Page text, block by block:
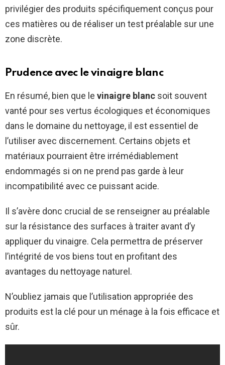
privilégier des produits spécifiquement conçus pour
ces matières ou de réaliser un test préalable sur une
zone discrète.
Prudence avec le vinaigre blanc
En résumé, bien que le vinaigre blanc soit souvent
vanté pour ses vertus écologiques et économiques
dans le domaine du nettoyage, il est essentiel de
l’utiliser avec discernement. Certains objets et
matériaux pourraient être irrémédiablement
endommagés si on ne prend pas garde à leur
incompatibilité avec ce puissant acide.
Il s’avère donc crucial de se renseigner au préalable
sur la résistance des surfaces à traiter avant d’y
appliquer du vinaigre. Cela permettra de préserver
l’intégrité de vos biens tout en profitant des
avantages du nettoyage naturel.
N’oubliez jamais que l’utilisation appropriée des
produits est la clé pour un ménage à la fois efficace et
sûr.